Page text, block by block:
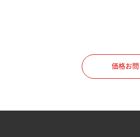
所属部署
価格お